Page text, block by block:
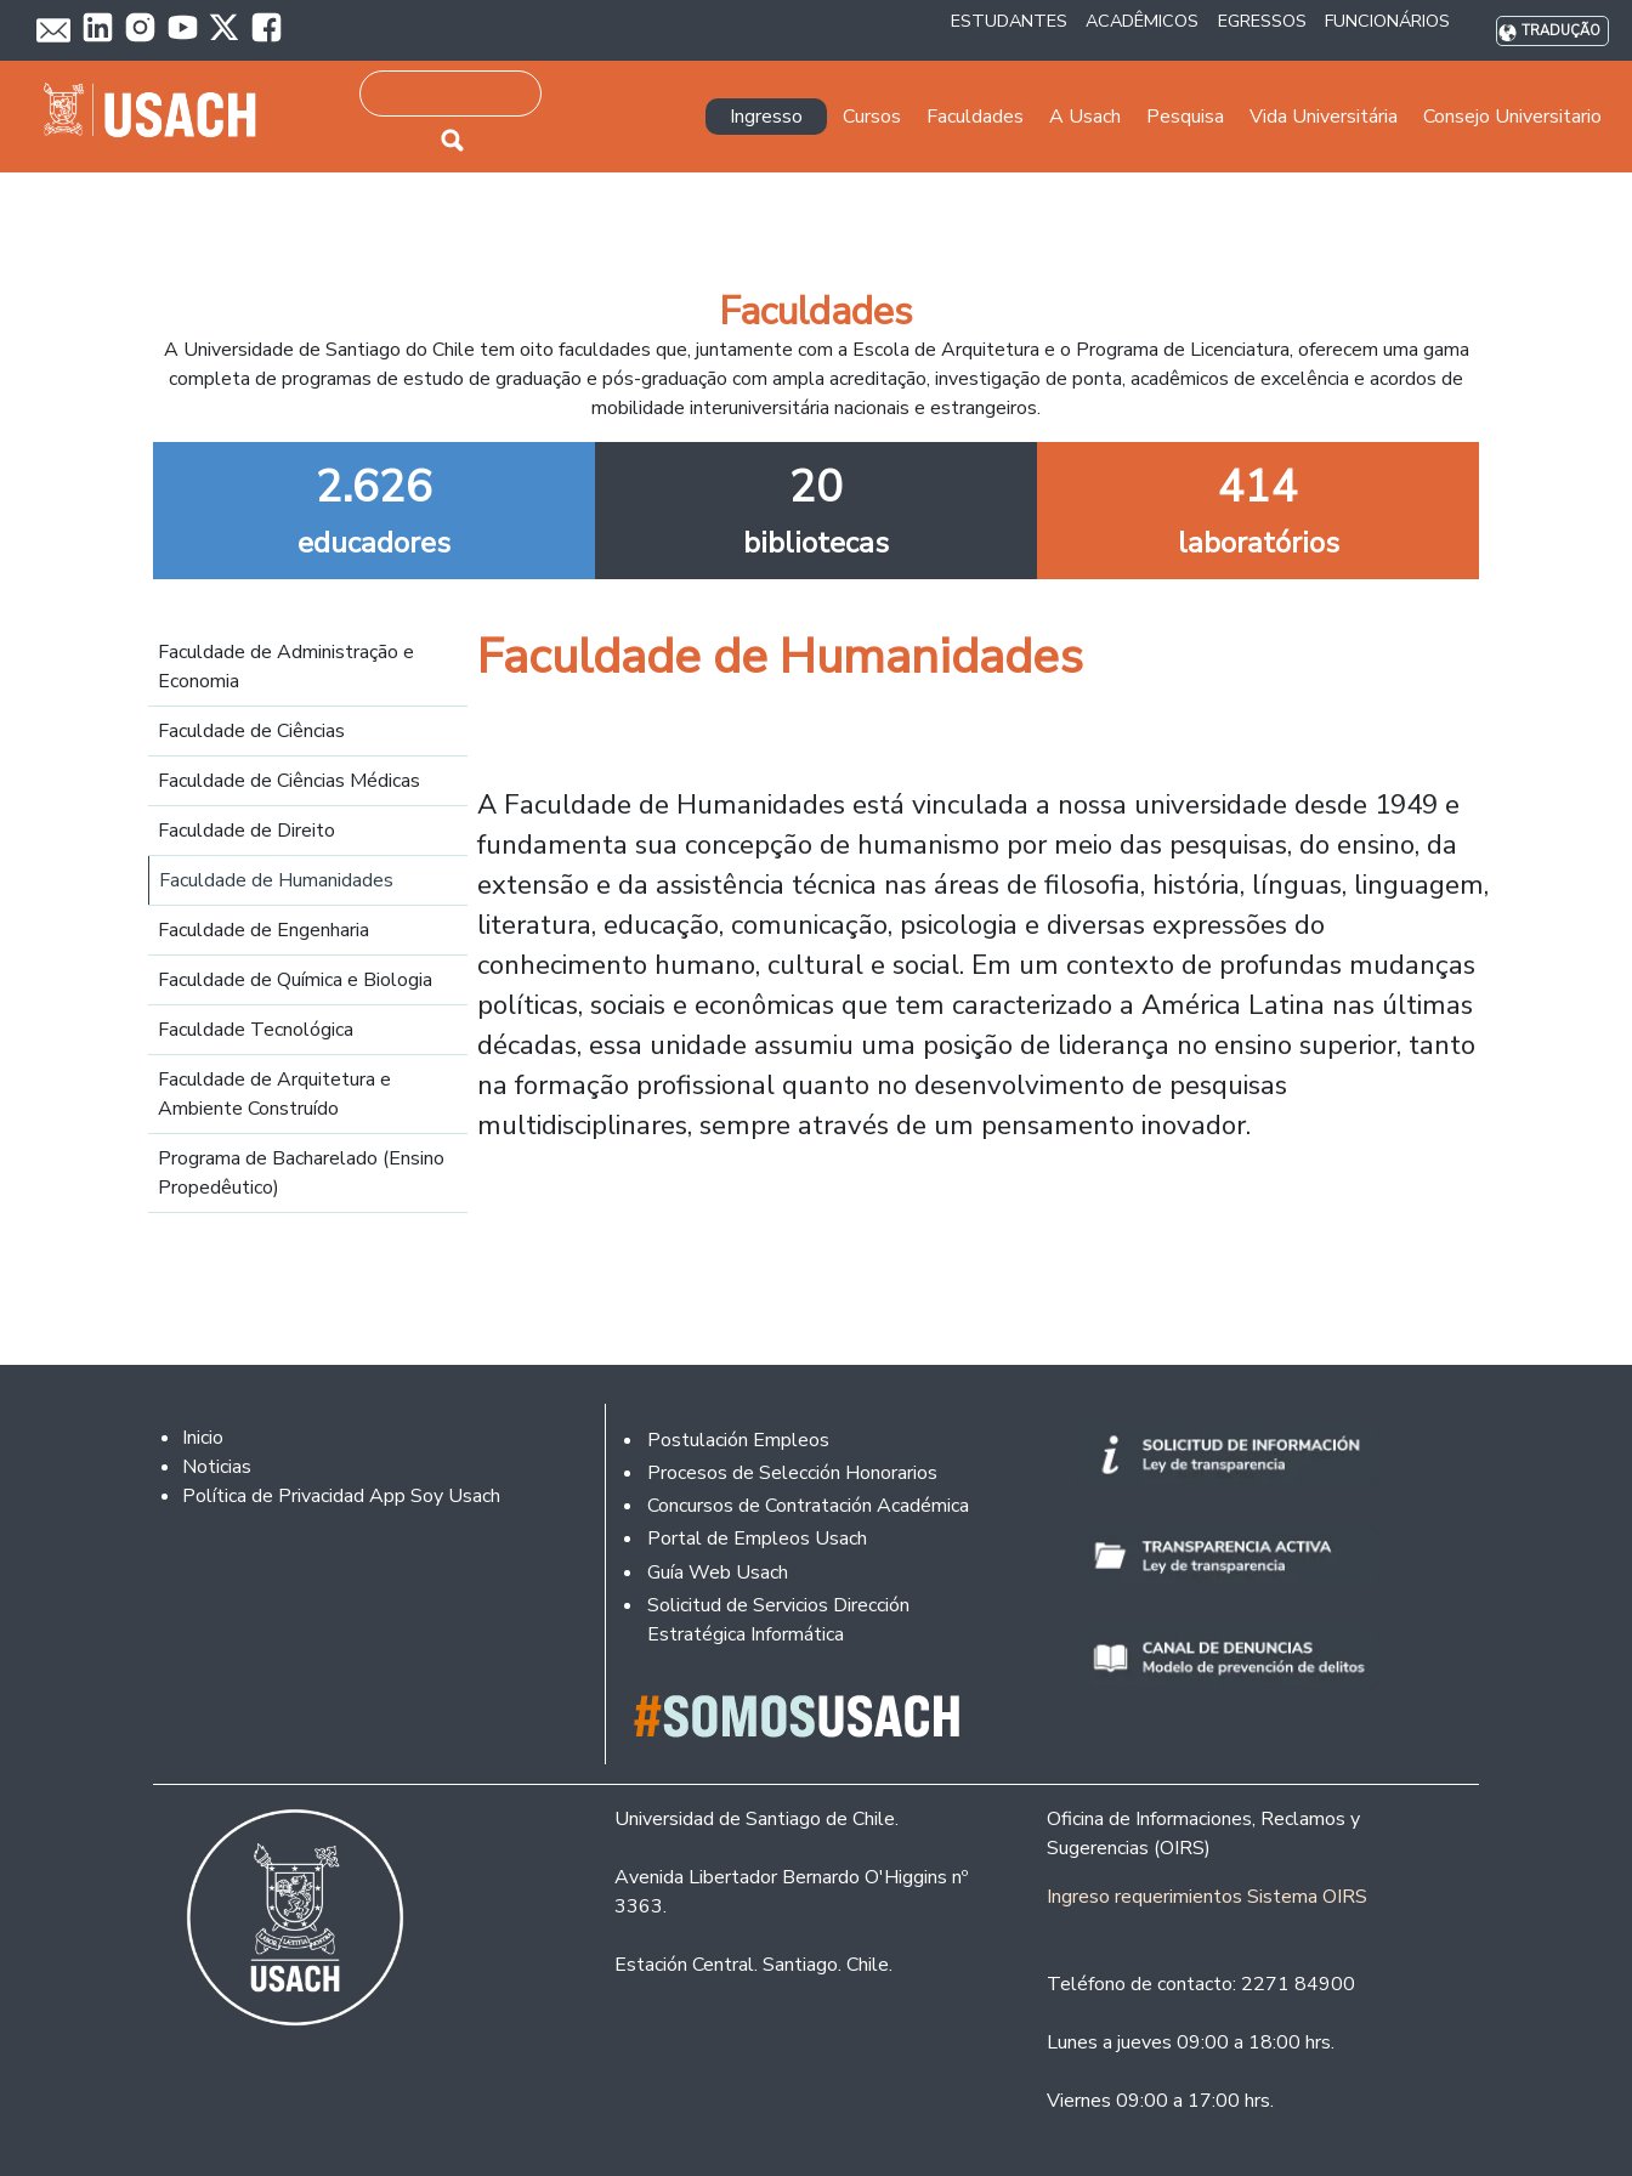
Passar para o conteúdo principal ESTUDANTES ACADÊMICOS EGRESSOS FUNCIONÁRIOS TRADUÇÃO
Pesquisar
Navegación principal
Ingresso Cursos Faculdades A Usach Pesquisa Vida Universitária Consejo Universitario
Faculdades
A Universidade de Santiago do Chile tem oito faculdades que, juntamente com a Escola de Arquitetura e o Programa de Licenciatura, oferecem uma gama
completa de programas de estudo de graduação e pós-graduação com ampla acreditação, investigação de ponta, acadêmicos de excelência e acordos de
mobilidade interuniversitária nacionais e estrangeiros.
2.626
educadores
20
bibliotecas
414
laboratórios
Navegación principal
Faculdade de Administração e
Economia
Faculdade de Ciências
Faculdade de Ciências Médicas
Faculdade de Direito
Faculdade de Humanidades
Faculdade de Engenharia
Faculdade de Química e Biologia
Faculdade Tecnológica
Faculdade de Arquitetura e
Ambiente Construído
Programa de Bacharelado (Ensino
Propedêutico)
Faculdade de Humanidades
A Faculdade de Humanidades está vinculada a nossa universidade desde 1949 e
fundamenta sua concepção de humanismo por meio das pesquisas, do ensino, da
extensão e da assistência técnica nas áreas de filosofia, história, línguas, linguagem,
literatura, educação, comunicação, psicologia e diversas expressões do
conhecimento humano, cultural e social. Em um contexto de profundas mudanças
políticas, sociais e econômicas que tem caracterizado a América Latina nas últimas
décadas, essa unidade assumiu uma posição de liderança no ensino superior, tanto
na formação profissional quanto no desenvolvimento de pesquisas
multidisciplinares, sempre através de um pensamento inovador.
Footer 2
Inicio
Noticias
Política de Privacidad App Soy Usach
Rodapé
Postulación Empleos
Procesos de Selección Honorarios
Concursos de Contratación Académica
Portal de Empleos Usach
Guía Web Usach
Solicitud de Servicios Dirección
Estratégica Informática
Universidad de Santiago de Chile.
Avenida Libertador Bernardo O'Higgins nº
3363.
Estación Central. Santiago. Chile.
Oficina de Informaciones, Reclamos y
Sugerencias (OIRS)
Ingreso requerimientos Sistema OIRS
Teléfono de contacto: 2271 84900
Lunes a jueves 09:00 a 18:00 hrs.
Viernes 09:00 a 17:00 hrs.